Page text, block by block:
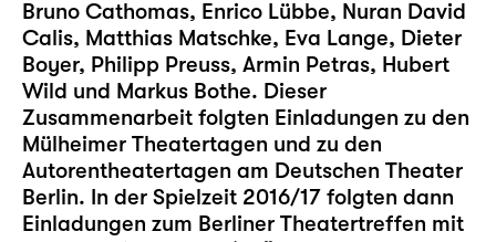
Bruno Cathomas, Enrico Lübbe, Nuran David
Calis, Matthias Matschke, Eva Lange, Dieter
Boyer, Philipp Preuss, Armin Petras, Hubert
Wild und Markus Bothe. Dieser
Zusammenarbeit folgten Einladungen zu den
Mülheimer Theatertagen und zu den
Autorentheatertagen am Deutschen Theater
Berlin. In der Spielzeit 2016/17 folgten dann
Einladungen zum Berliner Theatertreffen mit